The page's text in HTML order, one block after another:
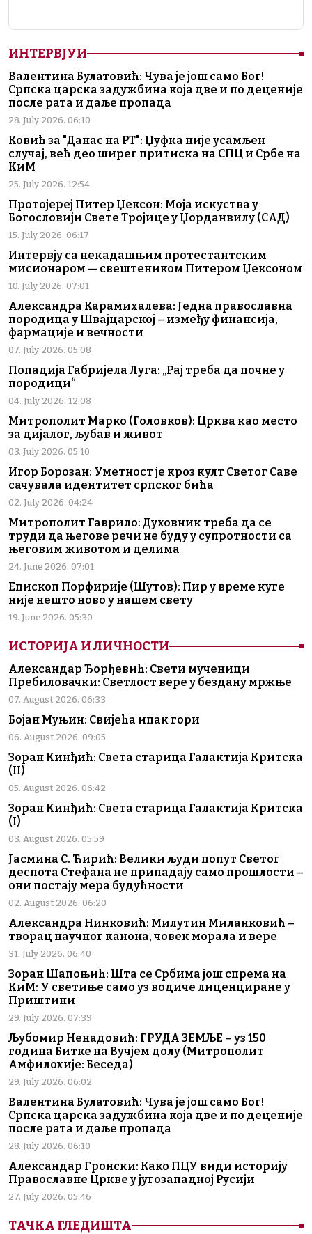
ИНТЕРВЈУИ
Валентина Булатовић: Чува је још само Бог!
Српска царска задужбина која две и по деценије
после рата и даље пропада
28. July 2026. 06:10
Ковић за "Данас на РТ": Џуфка није усамљен
случај, већ део ширег притиска на СПЦ и Србе на
КиМ
25. July 2026. 12:54
Протојереј Питер Џексон: Моја искуства у
Богословији Свете Тројице у Џорданвилу (САД)
15. July 2026. 06:17
Интервју са некадашњим протестантским
мисионаром — свештеником Питером Џексоном
10. July 2026. 07:01
Александра Карамихалева: Једна православна
породица у Швајцарској – између финансија,
фармације и вечности
07. July 2026. 05:08
Попадија Габријела Луга: „Рај треба да почне у
породици“
04. July 2026. 12:08
Митрополит Марко (Головков): Црква као место
за дијалог, љубав и живот
03. July 2026. 05:10
Игор Борозан: Уметност је кроз култ Светог Саве
сачувала идентитет српског бића
02. July 2026. 04:24
Митрополит Гаврило: Духовник треба да се
труди да његове речи не буду у супротности са
његовим животом и делима
24. June 2026. 07:01
Епископ Порфирије (Шутов): Пир у време куге
није нешто ново у нашем свету
19. June 2026. 05:30
ИСТОРИЈА И ЛИЧНОСТИ
Александар Ђорђевић: Свети мученици
Пребиловачки: Светлост вере у бездану мржње
07. August 2026. 06:33
Бојан Муњин: Свијећа ипак гори
06. August 2026. 09:05
Зоран Кинђић: Света старица Галактија Критска
(II)
05. August 2026. 06:42
Зоран Кинђић: Света старица Галактија Критска
(I)
03. August 2026. 05:59
Јасмина С. Ћирић: Велики људи попут Светог
деспота Стефана не припадају само прошлости –
они постају мера будућности
02. August 2026. 06:20
Александра Нинковић: Милутин Миланковић –
творац научног канона, човек морала и вере
31. July 2026. 06:40
Зоран Шапоњић: Шта се Србима још спрема на
КиМ: У светиње само уз водиче лиценциране у
Приштини
29. July 2026. 07:39
Љубомир Ненадовић: ГРУДА ЗЕМЉЕ – уз 150
година Битке на Вучјем долу (Митрополит
Амфилохије: Беседа)
29. July 2026. 06:02
Валентина Булатовић: Чува је још само Бог!
Српска царска задужбина која две и по деценије
после рата и даље пропада
28. July 2026. 06:10
Александар Гронски: Како ПЦУ види историју
Православне Цркве у југозападној Русији
27. July 2026. 05:46
ТАЧКА ГЛЕДИШТА